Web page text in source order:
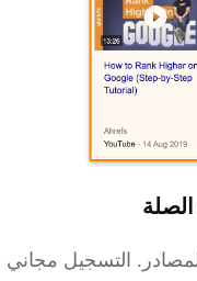
التسجيل مجاني